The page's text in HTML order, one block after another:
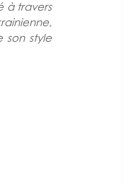
à travers
style